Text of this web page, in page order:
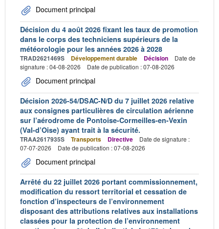
Document principal
Décision du 4 août 2026 fixant les taux de promotion
dans le corps des techniciens supérieurs de la
météorologie pour les années 2026 à 2028
TRAD2621469S Développement durable Décision
Date de
signature : 04-08-2026
Date de publication : 07-08-2026
Document principal
Décision 2026-54/DSAC-N/D du 7 juillet 2026 relative
aux consignes particulières de circulation aérienne
sur l’aérodrome de Pontoise-Cormeilles-en-Vexin
(Val-d’Oise) ayant trait à la sécurité.
TRAA2617935S Transports Directive
Date de signature :
07-07-2026
Date de publication : 07-08-2026
Document principal
Arrêté du 22 juillet 2026 portant commissionnement,
modification du ressort territorial et cessation de
fonction d’inspecteurs de l’environnement
disposant des attributions relatives aux installations
classées pour la protection de l’environnement